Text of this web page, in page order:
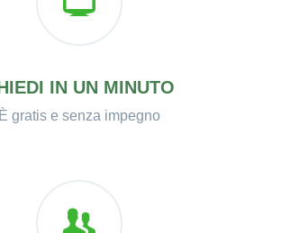
IN UN MINUTO
È gratis e senza impegno